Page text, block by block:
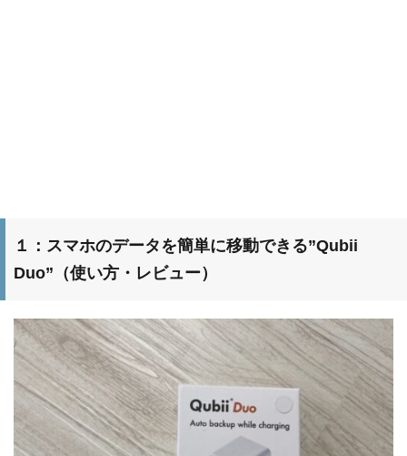
１：スマホのデータを簡単に移動できる”Qubii
Duo”（使い方・レビュー）